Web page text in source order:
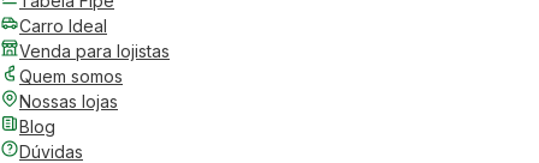
Carro Ideal
Venda para lojistas
Quem somos
Nossas lojas
Blog
Dúvidas